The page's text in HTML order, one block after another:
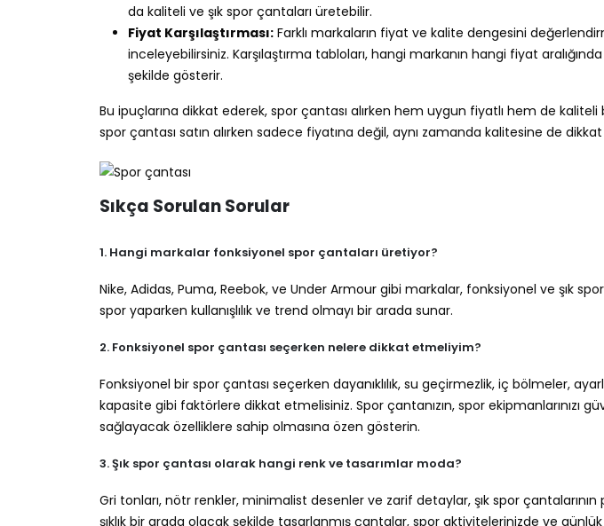
da kaliteli ve şık spor çantaları üretebilir.
Fiyat Karşılaştırması: Farklı markaların fiyat ve kalite dengesini
inceleyebilirsiniz. Karşılaştırma tabloları, hangi markanın hangi fiyat
şekilde gösterir.
Bu ipuçlarına dikkat ederek, spor çantası alırken hem uygun fiyatlı hem de
spor çantası satın alırken sadece fiyatına değil, aynı zamanda kalitesine de
Sıkça Sorulan Sorular
1. Hangi markalar fonksiyonel spor çantaları üretiyor?
Nike, Adidas, Puma, Reebok, ve Under Armour gibi markalar, fonksiyonel ve şık
spor yaparken kullanışlılık ve trend olmayı bir arada sunar.
2. Fonksiyonel spor çantası seçerken nelere dikkat etmeliyim?
Fonksiyonel bir spor çantası seçerken dayanıklılık, su geçirmezlik, iç bölmeler,
kapasite gibi faktörlere dikkat etmelisiniz. Spor çantanızın, spor ekipmanlarınızı
sağlayacak özelliklere sahip olmasına özen gösterin.
3. Şık spor çantası olarak hangi renk ve tasarımlar moda?
Gri tonları, nötr renkler, minimalist desenler ve zarif detaylar, şık spor
şıklık bir arada olacak şekilde tasarlanmış çantalar, spor aktivitelerinizde ve günlük